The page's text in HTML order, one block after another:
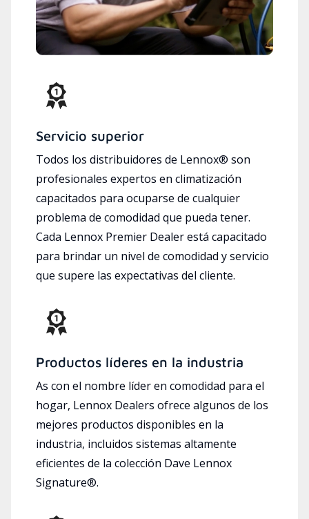
Servicio superior
Todos los distribuidores de Lennox® son
profesionales expertos en climatización
capacitados para ocuparse de cualquier
problema de comodidad que pueda tener.
Cada Lennox Premier Dealer está capacitado
para brindar un nivel de comodidad y servicio
que supere las expectativas del cliente.
Productos líderes en la industria
As con el nombre líder en comodidad para el
hogar, Lennox Dealers ofrece algunos de los
mejores productos disponibles en la
industria, incluidos sistemas altamente
eficientes de la colección Dave Lennox
Signature®.